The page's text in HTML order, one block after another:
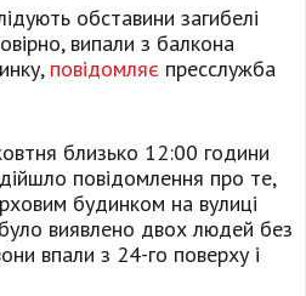
обставини загибелі
випали з балкона
повідомляє пресслужба
близько 12:00 години
повідомлення про те,
будинком на вулиці
виявлено двох людей без
впали з 24-го поверху і